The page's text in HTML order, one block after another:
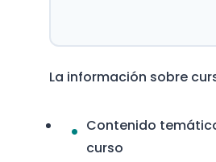
La información sobre
Contenido
curso